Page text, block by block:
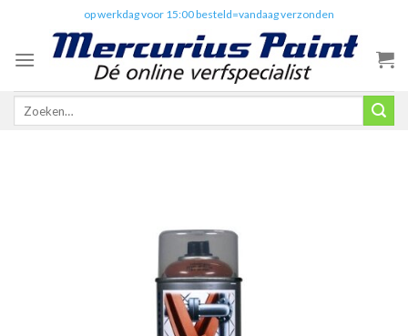
content
op werkdag voor 15:00 besteld=vandaag verzonden
Zoeken